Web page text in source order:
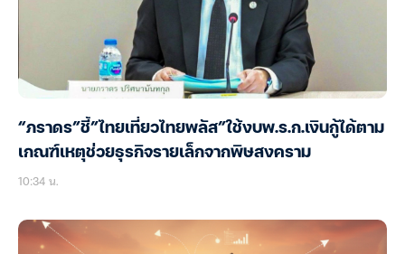
“ภราดร”ชี้”ไทยเที่ยวไทยพลัส”ใช้งบพ.ร.ก.เงินกู้ได้ตาม
เกณฑ์เหตุช่วยธุรกิจรายเล็กจากพิษสงคราม
10:34 น.